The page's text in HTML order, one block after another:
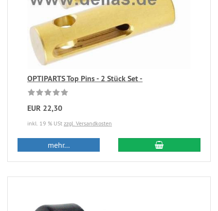
OPTIPARTS Top Pins - 2 Stück Set -
EUR 22,30
inkl. 19 % USt zzgl. Versandkosten
mehr...